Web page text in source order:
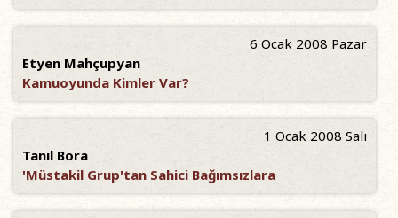
6 Ocak 2008 Pazar
Etyen Mahçupyan
Kamuoyunda Kimler Var?
1 Ocak 2008 Salı
Tanıl Bora
'Müstakil Grup'tan Sahici Bağımsızlara